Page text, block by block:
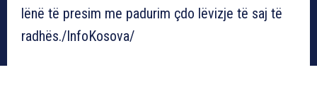
lënë të presim me padurim çdo lëvizje të saj të
radhës./InfoKosova/